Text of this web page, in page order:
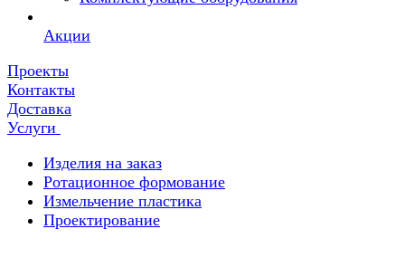
Акции
Проекты
Контакты
Доставка
Услуги
Изделия на заказ
Ротационное формование
Измельчение пластика
Проектирование